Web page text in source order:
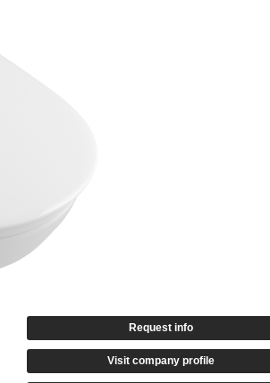
Request info
Visit company profile